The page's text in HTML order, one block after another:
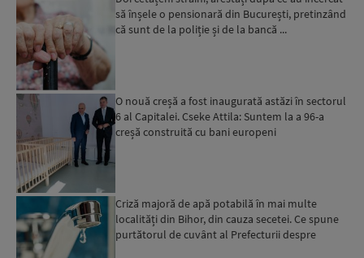
să înșele o pensionară din București, pretinzând
că sunt de la poliție și de la bancă ...
O nouă creșă a fost inaugurată astăzi în sectorul
6 al Capitalei. Cseke Attila: Suntem la a 96-a
creșă construită cu bani europeni
Criză majoră de apă potabilă în mai multe
localități din Bihor, din cauza secetei. Ce spune
purtătorul de cuvânt al Prefecturii despre